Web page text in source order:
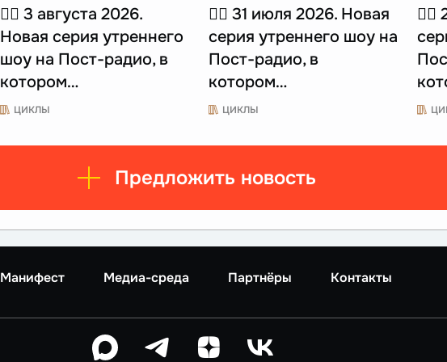
☝🏻 3 августа 2026.
Новая серия утреннего
шоу на Пост-радио, в
котором…
ЦИКЛЫ
☝🏻 31 июля 2026. Новая
серия утреннего шоу на
Пост-радио, в
котором…
ЦИКЛЫ
☝🏻
Предложить новость
Манифест Медиа-среда Партнёры Контакты